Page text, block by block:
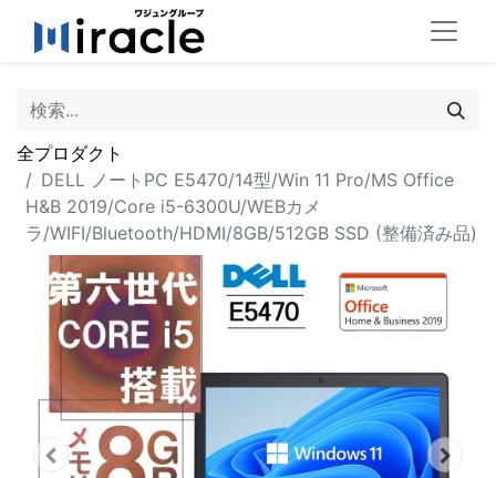
全プロダクト
DELL ノートPC E5470/14型/Win 11 Pro/MS Office
H&B 2019/Core i5-6300U/WEBカメ
ラ/WIFI/Bluetooth/HDMI/8GB/512GB SSD (整備済み品)